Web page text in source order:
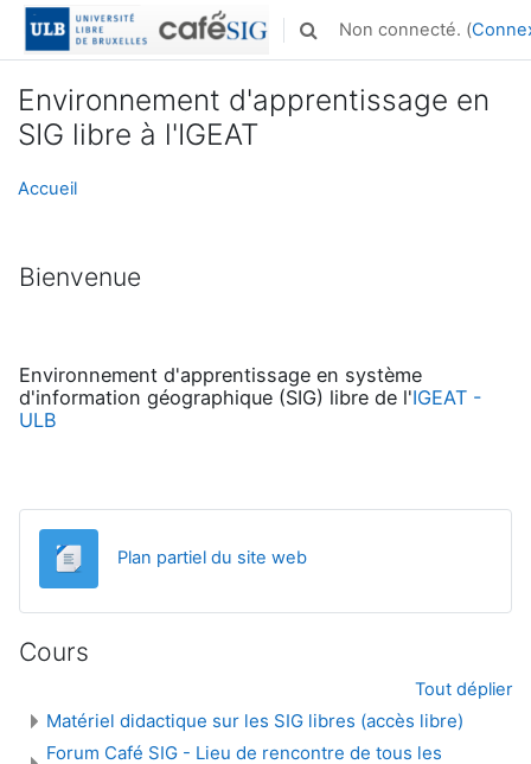
Passer au contenu principal
Activer/désactiver la saisie
Non connecté. (
Environnement d'apprentissage en
SIG libre à l'IGEAT
Accueil
Bienvenue
Environnement d'apprentissage en système
d'information géographique (SIG) libre de l'IGEAT -
ULB
Plan partiel du site webFichier
Cours
Tout déplier
Matériel didactique sur les SIG libres (accès libre)
Forum Café SIG - Lieu de rencontre de tous les